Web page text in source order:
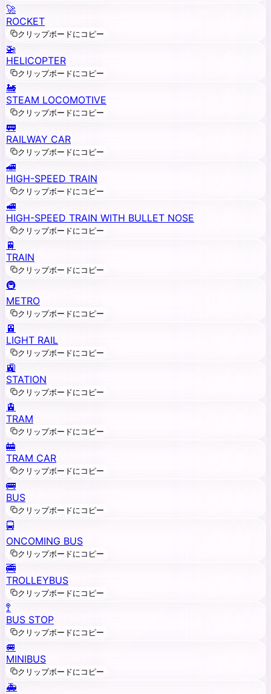
🚀
ROCKET
クリップボードにコピー
🚁
HELICOPTER
クリップボードにコピー
🚂
STEAM LOCOMOTIVE
クリップボードにコピー
🚃
RAILWAY CAR
クリップボードにコピー
🚄
HIGH-SPEED TRAIN
クリップボードにコピー
🚅
HIGH-SPEED TRAIN WITH BULLET NOSE
クリップボードにコピー
🚆
TRAIN
クリップボードにコピー
🚇
METRO
クリップボードにコピー
🚈
LIGHT RAIL
クリップボードにコピー
🚉
STATION
クリップボードにコピー
🚊
TRAM
クリップボードにコピー
🚋
TRAM CAR
クリップボードにコピー
🚌
BUS
クリップボードにコピー
🚍
ONCOMING BUS
クリップボードにコピー
🚎
TROLLEYBUS
クリップボードにコピー
🚏
BUS STOP
クリップボードにコピー
🚐
MINIBUS
クリップボードにコピー
🚑